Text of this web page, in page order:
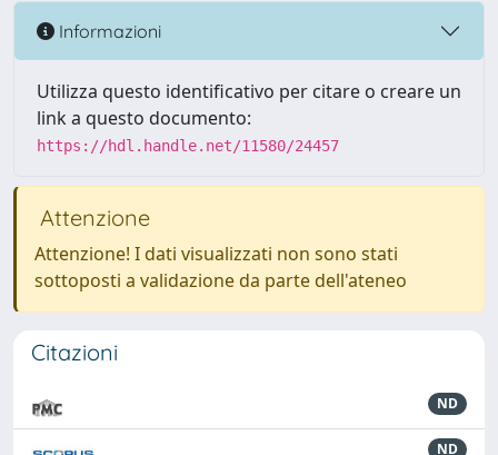
Informazioni
Utilizza questo identificativo per citare o creare un
link a questo documento:
https://hdl.handle.net/11580/24457
Attenzione
Attenzione! I dati visualizzati non sono stati
sottoposti a validazione da parte dell'ateneo
Citazioni
ND
ND